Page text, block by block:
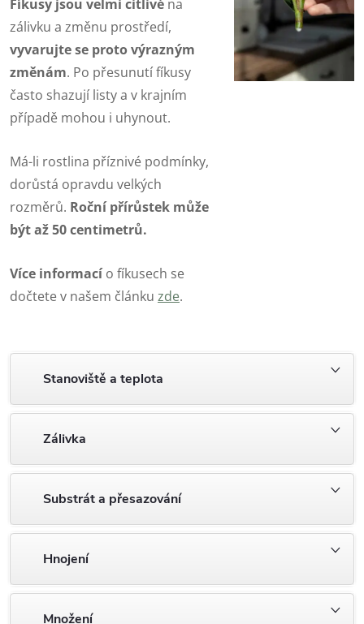
Fíkusy jsou velmi citlivé na
zálivku a změnu prostředí,
vyvarujte se proto výrazným
změnám. Po přesunutí fíkusy
často shazují listy a v krajním
případě mohou i uhynout.
Má-li rostlina příznivé podmínky,
dorůstá opravdu velkých
rozměrů. Roční přírůstek může
být až 50 centimetrů.
Více informacío fíkusech se
dočtete v našem článku zde.
Stanoviště a teplota
Zálivka
Substrát a přesazování
Hnojení
Množení